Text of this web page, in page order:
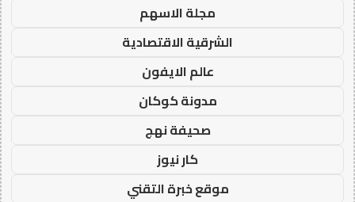
مجلة الاسهم
الشرقية الاقتصادية
عالم الايفون
مدونة كوكان
صحيفة نهج
كار نيوز
موقع خبرة التقني